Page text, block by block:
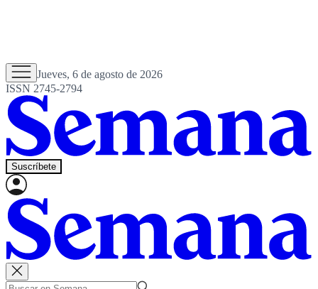
Jueves, 6 de agosto de 2026
ISSN 2745-2794
Suscríbete